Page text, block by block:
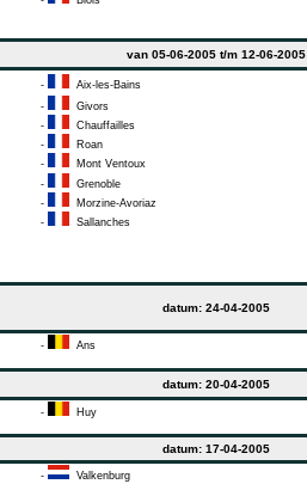
van 05-06-2005 t/m 12-06-2005
- Aix-les-Bains
- Givors
- Chauffailles
- Roan
- Mont Ventoux
- Grenoble
- Morzine-Avoriaz
- Sallanches
datum: 24-04-2005
- Ans
datum: 20-04-2005
- Huy
datum: 17-04-2005
- Valkenburg